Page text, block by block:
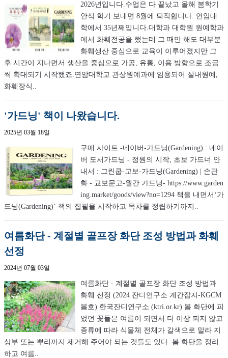
2026년입니다.수업은 다 끝났고 올해 봄학기
안식 학기 보내면 8월에 퇴직합니다. 연암대
학에서 35년째입니다.대학과 대학원 원예학과
에서 화훼전공을 했는데 그 때만 해도 대부분
화훼생산 중심으로 교육이 이루어졌지만 그
후 시간이 지나면서 생산을 중심으로 가공, 유통, 이용 방향으로 조금
씩 확대되기 시작했죠.연암대학교 관상원예과에 임용되어 실내원예,
화훼장식..
'가드닝' 책이 나왔습니다.
2025년 03월 18일
구매 사이트 -네이버-가드닝(Gardening) : 네이
버 도서가드닝 - 정원의 시작, 초보 가드너 안
내서 : 그린쿱-교보-가드닝(Gardening) | 손관
화 - 교보문고-월간 가드닝- https://www.garden
ing.market/goods/view?no=1294 책을 내면서‘가
드닝(Gardening)’ 책의 집필을 시작하고 목차를 정립하기까지..
여름화단 - 계절별 골프장 화단 조성 방법과 화훼
선정
2024년 07월 03일
여름화단 - 계절별 골프장 화단 조성 방법과
화훼 선정 (2024 잔디연구소 계간잡지-KGCM
봄호) 한국잔디연구소 (ktri.or.kr) 봄 화단에 피
었던 꽃들은 여름이 되면서 더 이상 피지 않고
종류에 따라 식물체 전체가 갈색으로 말라 지
상부 또는 뿌리까지 제거해 주어야 되는 것들도 있다. 봄 화단을 정리
하고 여름..